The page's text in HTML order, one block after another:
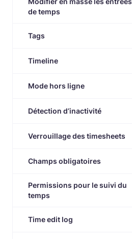
de temps
Tags
Timeline
Mode hors ligne
Détection d’inactivité
Verrouillage des timesheets
Champs obligatoires
Permissions pour le suivi du
temps
Time edit log